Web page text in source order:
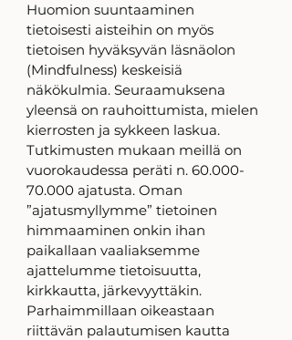
Huomion suuntaaminen
tietoisesti aisteihin on myös
tietoisen hyväksyvän läsnäolon
(Mindfulness) keskeisiä
näkökulmia. Seuraamuksena
yleensä on rauhoittumista, mielen
kierrosten ja sykkeen laskua.
Tutkimusten mukaan meillä on
vuorokaudessa peräti n. 60.000-
70.000 ajatusta. Oman
”ajatusmyllymme” tietoinen
himmaaminen onkin ihan
paikallaan vaaliaksemme
ajattelumme tietoisuutta,
kirkkautta, järkevyyttäkin.
Parhaimmillaan oikeastaan
riittävän palautumisen kautta